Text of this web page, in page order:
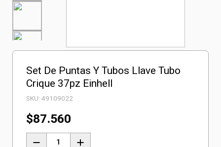
Set De Puntas Y Tubos Llave Tubo
Crique 37pz Einhell
SKU:49109022
$87.560